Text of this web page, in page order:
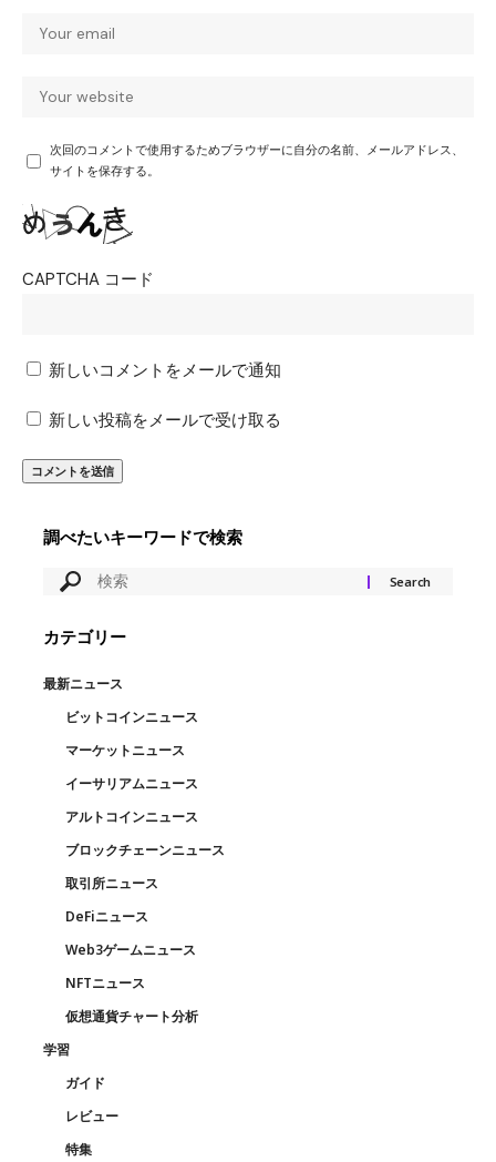
次回のコメントで使用するためブラウザーに自分の名前、メールアドレス、
サイトを保存する。
CAPTCHA コード
新しいコメントをメールで通知
新しい投稿をメールで受け取る
調べたいキーワードで検索
カテゴリー
最新ニュース
ビットコインニュース
マーケットニュース
イーサリアムニュース
アルトコインニュース
ブロックチェーンニュース
取引所ニュース
DeFiニュース
Web3ゲームニュース
NFTニュース
仮想通貨チャート分析
学習
ガイド
レビュー
特集